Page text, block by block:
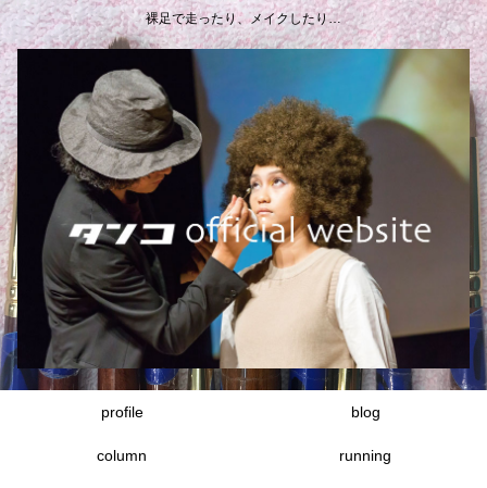
裸足で走ったり、メイクしたり…
profile blog
column running